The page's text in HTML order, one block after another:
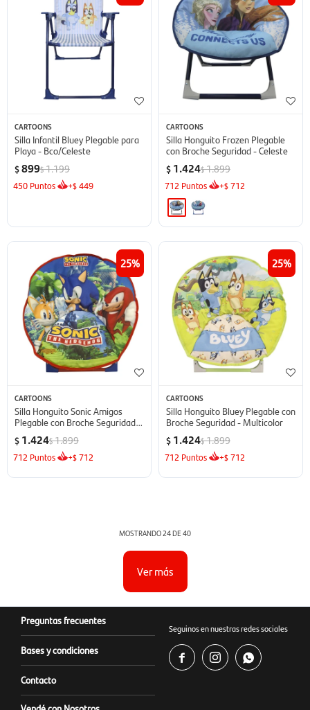
CARTOONS
Silla Infantil Bluey Plegable para
Playa - Bco/Celeste
$899$1.199
450 Puntos +$449
CARTOONS
Silla Honguito Frozen Plegable
con Broche Seguridad - Celeste
$ 1.424$1.899
712 Puntos +$712
25
CARTOONS
Silla Honguito Sonic Amigos
Plegable con Broche Seguridad -
Multicolor
$ 1.424$1.899
712 Puntos +$712
25
CARTOONS
Silla Honguito Bluey Plegable con
Broche Seguridad - Multicolor
$ 1.424$1.899
712 Puntos +$712
MOSTRANDO24DE40
Ver más
Preguntas frecuentes
Bases y condiciones
Contacto
Seguinos en nuestras redes sociales
  